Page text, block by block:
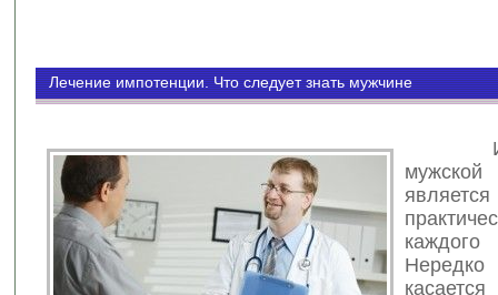
Лечение импотенции. Что следует знать мужчине
Нередко